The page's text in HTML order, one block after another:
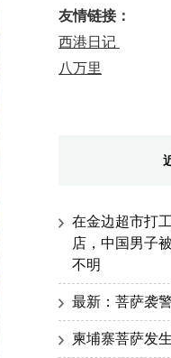
友情链接：
西港日记
八万里
在金边超市打
店，中国男子
不明
最新：菩萨袭
柬埔寨菩萨发